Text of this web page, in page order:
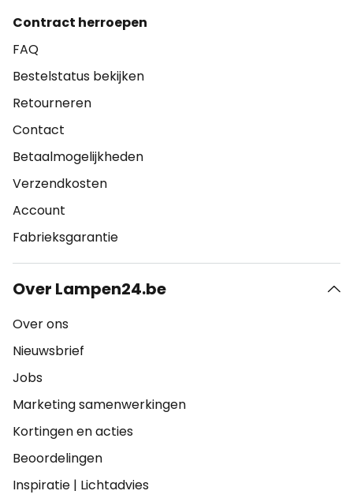
Contract herroepen
FAQ
Bestelstatus bekijken
Retourneren
Contact
Betaalmogelijkheden
Verzendkosten
Account
Fabrieksgarantie
Over Lampen24.be
Over ons
Nieuwsbrief
Jobs
Marketing samenwerkingen
Kortingen en acties
Beoordelingen
Inspiratie | Lichtadvies